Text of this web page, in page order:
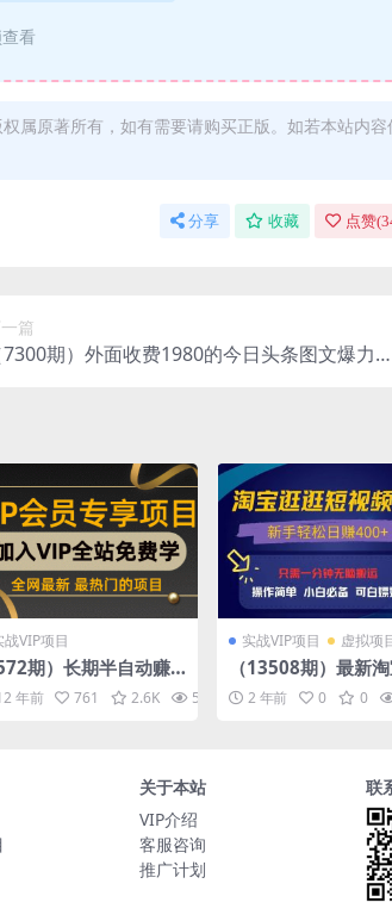
看
属原著所有，如有需要请购买正版。如若本站内容
分享 收藏 点赞(
篇
7300期）外面收费1980的今日头条图文爆力玩
战VIP项目
572期）长期半自动赚
目：前期轻松设置-后
等收钱，保底日赚10
年前 761 2.6K 58.2K 10
实战VIP项目 虚拟项
（13508期）最新
逛视频3.0，操作简
手轻松日赚400+，
2 年前 0 0
关于本站
VIP介绍
客服咨询
推广计划
联